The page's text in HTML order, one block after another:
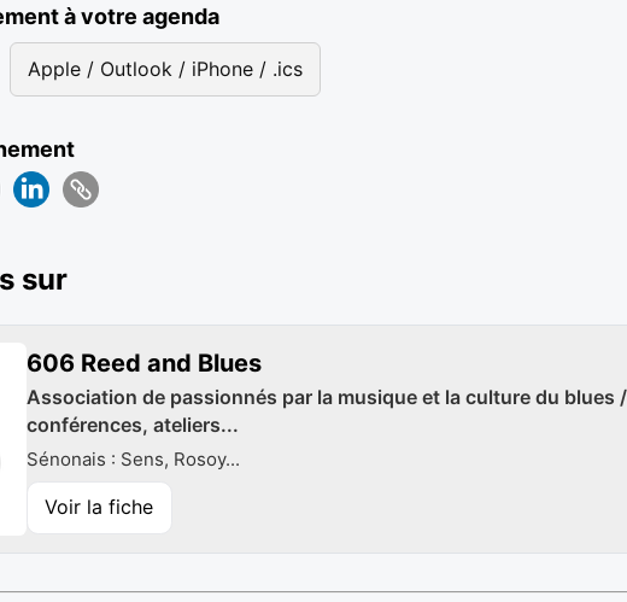
à votre agenda
Apple / Outlook / iPhone / .ics
sur
606 Reed and Blues
Association de passionnés par la musique et la culture du blues
conférences, ateliers...
Sénonais : Sens, Rosoy...
Voir la fiche